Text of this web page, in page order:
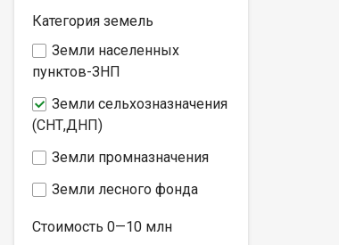
Категория земель
Земли населенных
пунктов-ЗНП
Земли сельхозназначения
(СНТ,ДНП)
Земли промназначения
Земли лесного фонда
Стоимость 0—10млн